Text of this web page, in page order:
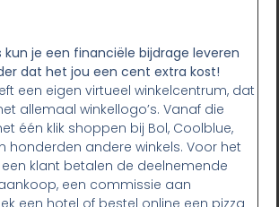
kun je een financiële bijdrage leveren
dat het jou een cent extra kost!
een eigen virtueel winkelcentrum, dat
allemaal winkellogo’s. Vanaf die
één klik shoppen bij Bol, Coolblue,
honderden andere winkels. Voor het
klant betalen de deelnemende
een commissie aan